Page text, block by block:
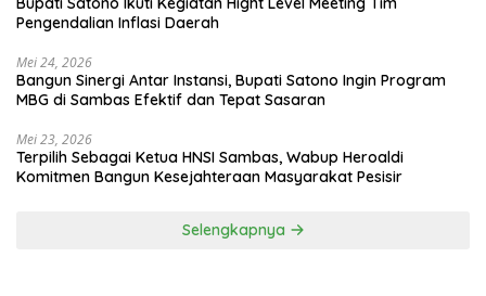
Pengendalian Inflasi Daerah
Mei 24, 2026
Bangun Sinergi Antar Instansi, Bupati Satono Ingin Program
MBG di Sambas Efektif dan Tepat Sasaran
Mei 23, 2026
Terpilih Sebagai Ketua HNSI Sambas, Wabup Heroaldi
Komitmen Bangun Kesejahteraan Masyarakat Pesisir
Selengkapnya